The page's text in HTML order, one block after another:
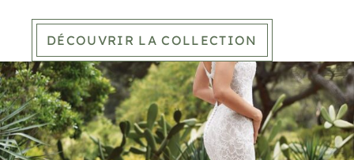
DÉCOUVRIR LA COLLECTION